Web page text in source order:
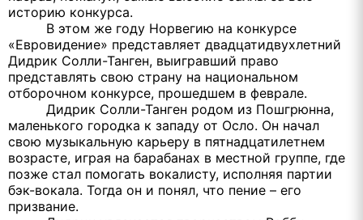
историю конкурса.
В этом же году Норвегию на конкурсе
«Евровидение» представляет двадцатидвухлетний
Дидрик Солли-Танген, выигравший право
представлять свою страну на национальном
отборочном конкурсе, прошедшем в феврале.
Дидрик Солли-Танген родом из Пошгрюнна,
маленького городка к западу от Осло. Он начал
свою музыкальную карьеру в пятнадцатилетнем
возрасте, играя на барабанах в местной группе, где
позже стал помогать вокалисту, исполняя партии
бэк-вокала. Тогда он и понял, что пение – его
призвание.